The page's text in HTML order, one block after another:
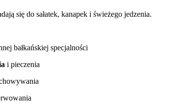
się do sałatek, kanapek i świeżego jedzenia.
bałkańskiej specjalności
i pieczenia